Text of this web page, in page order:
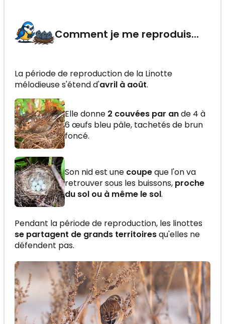
Comment je me reproduis...
La période de reproduction de la Linotte
mélodieuse s'étend d'avril à août.
Elle donne 2 couvées par ande 4 à
6 œufs bleu pâle, tachetés de brun
foncé.
Son nid est une coupeque l'on va
retrouver sous les buissons, proche
du sol ou à même le sol.
Pendant la période de reproduction, les linottes
se partagent de grands territoiresqu'elles ne
défendent pas.